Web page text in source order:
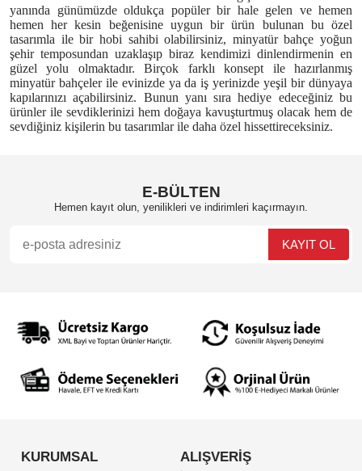
yanında günümüzde oldukça popüler bir hale gelen ve hemen
hemen her kesin beğenisine uygun bir ürün bulunan bu özel
tasarımla ile bir hobi sahibi olabilirsiniz, minyatür bahçe yoğun
şehir temposundan uzaklaşıp biraz kendimizi dinlendirmenin en
güzel yolu olmaktadır. Birçok farklı konsept ile hazırlanmış
minyatür bahçeler ile evinizde ya da iş yerinizde yeşil bir dünyaya
kapılarınızı açabilirsiniz. Bunun yanı sıra hediye edeceğiniz bu
ürünler ile sevdiklerinizi hem doğaya kavuşturtmuş olacak hem de
sevdiğiniz kişilerin bu tasarımlar ile daha özel hissettireceksiniz.
E-BÜLTEN
Hemen kayıt olun, yenilikleri ve indirimleri kaçırmayın.
KURUMSAL ALIŞVERİŞ